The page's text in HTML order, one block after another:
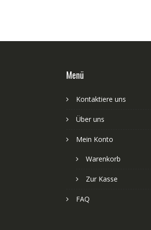
Menü
Kontaktiere uns
Über uns
Mein Konto
Warenkorb
Zur Kasse
FAQ